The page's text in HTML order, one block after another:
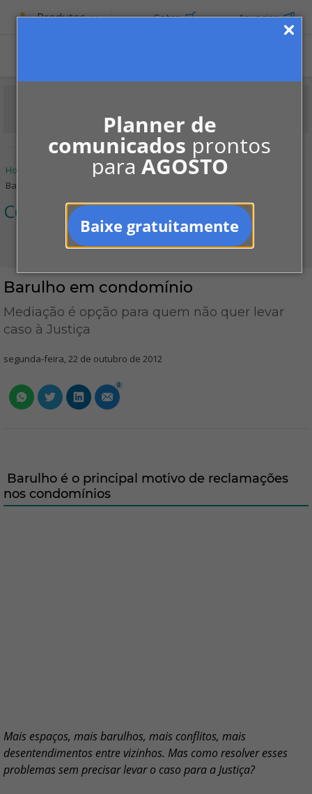
Planner de
comunicados prontos
para AGOSTO
Baixe gratuitamente
Produtos Cotar Anunciar
Home Notícias
Convivência
Barulho em condomínio
Convivência
Barulho em condomínio
Mediação é opção para quem não quer levar
caso à Justiça
segunda-feira, 22 de outubro de 2012
0
Barulho é o principal motivo de reclamações
nos condomínios
Mais espaços, mais barulhos, mais conflitos, mais
desentendimentos entre vizinhos. Mas como resolver esses
problemas sem precisar levar o caso para a Justiça?